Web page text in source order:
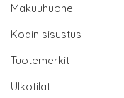
Makuuhuone
Kodin sisustus
Tuotemerkit
Ulkotilat